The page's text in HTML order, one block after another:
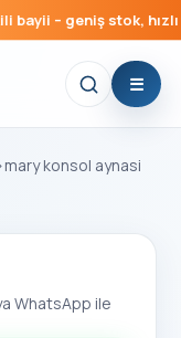
– geniş stok, hızlı
mary konsol aynasi
WhatsApp ile